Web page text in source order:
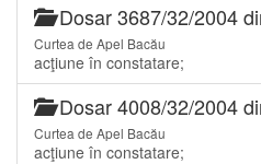
Dosar 3687/32/2004
Curtea de Apel Bacău
acţiune în constatare;
Dosar 4008/32/2004
Curtea de Apel Bacău
acţiune în constatare;